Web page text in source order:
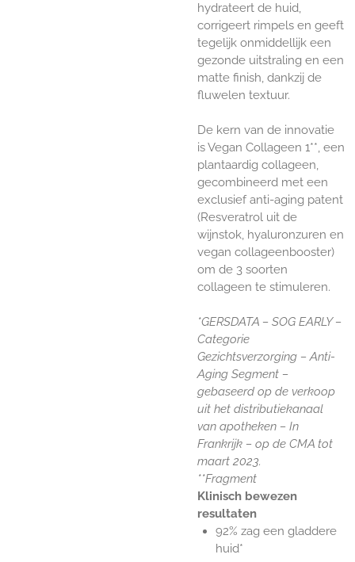
hydrateert de huid,
corrigeert rimpels en geeft
tegelijk onmiddellijk een
gezonde uitstraling en een
matte finish, dankzij de
fluwelen textuur.
De kern van de innovatie
is Vegan Collageen 1**, een
plantaardig collageen,
gecombineerd met een
exclusief anti-aging patent
(Resveratrol uit de
wijnstok, hyaluronzuren en
vegan collageenbooster)
om de 3 soorten
collageen te stimuleren.
*GERSDATA – SOG EARLY –
Categorie
Gezichtsverzorging – Anti-
Aging Segment –
gebaseerd op de verkoop
uit het distributiekanaal
van apotheken – In
Frankrijk – op de CMA tot
maart 2023.
**Fragment
Klinisch bewezen
resultaten
92% zag een gladdere
huid*